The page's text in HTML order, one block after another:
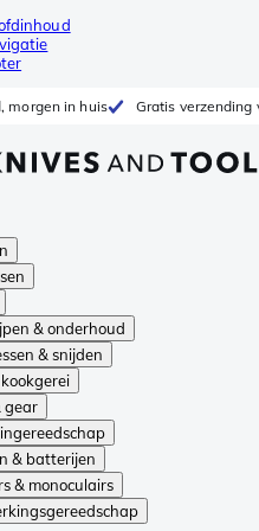
morgen in huis Gratis verzending
& onderhoud
& snijden
gear
& batterijen
& monoculairs